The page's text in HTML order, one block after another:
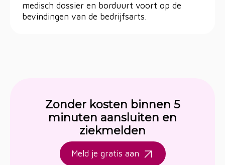
medisch dossier en borduurt voort op de
bevindingen van de bedrijfsarts.
Zonder kosten binnen 5
minuten aansluiten en
ziekmelden
Meld je gratis aan